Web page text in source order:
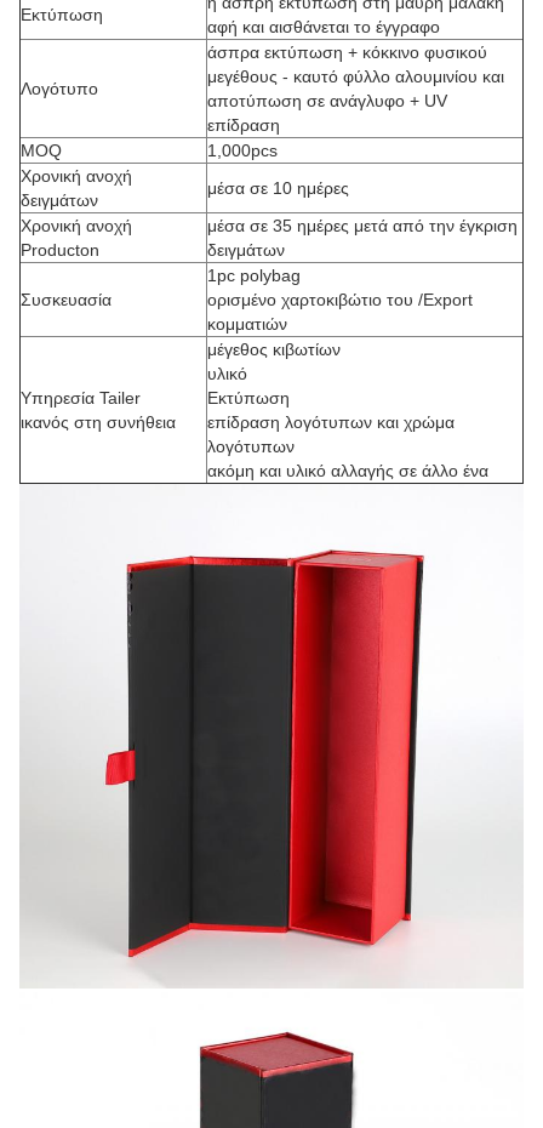
Εκτύπωση
αφή και αισθάνεται το έγγραφο
Λογότυπο
άσπρα εκτύπωση + κόκκινο φυσικού
μεγέθους - καυτό φύλλο αλουμινίου και
αποτύπωση σε ανάγλυφο + UV
επίδραση
MOQ
1,000pcs
Χρονική ανοχή
δειγμάτων
μέσα σε 10 ημέρες
Χρονική ανοχή
Producton
μέσα σε 35 ημέρες μετά από την έγκριση
δειγμάτων
Συσκευασία
1pc polybag
ορισμένο χαρτοκιβώτιο του /Export
κομματιών
Υπηρεσία Tailer
ικανός στη συνήθεια
μέγεθος κιβωτίων
υλικό
Εκτύπωση
επίδραση λογότυπων και χρώμα
λογότυπων
ακόμη και υλικό αλλαγής σε άλλο ένα